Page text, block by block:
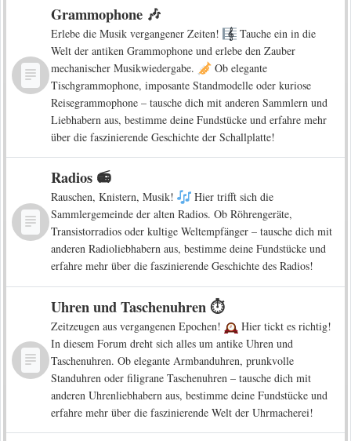
Grammophone 🎶
Erlebe die Musik vergangener Zeiten!
Tauche ein in die
Welt der antiken Grammophone und erlebe den Zauber
mechanischer Musikwiedergabe.
Ob elegante
Tischgrammophone, imposante Standmodelle oder kuriose
Reisegrammophone – tausche dich mit anderen Sammlern und
Liebhabern aus, bestimme deine Fundstücke und erfahre mehr
über die faszinierende Geschichte der Schallplatte!
Radios 📻
Rauschen, Knistern, Musik!
Hier trifft sich die
Sammlergemeinde der alten Radios. Ob Röhrengeräte,
Transistorradios oder kultige Weltempfänger – tausche dich mit
anderen Radioliebhabern aus, bestimme deine Fundstücke und
erfahre mehr über die faszinierende Geschichte des Radios!
Uhren und Taschenuhren ⏱️
Zeitzeugen aus vergangenen Epochen!
Hier tickt es richtig!
In diesem Forum dreht sich alles um antike Uhren und
Taschenuhren. Ob elegante Armbanduhren, prunkvolle
Standuhren oder filigrane Taschenuhren – tausche dich mit
anderen Uhrenliebhabern aus, bestimme deine Fundstücke und
erfahre mehr über die faszinierende Welt der Uhrmacherei!